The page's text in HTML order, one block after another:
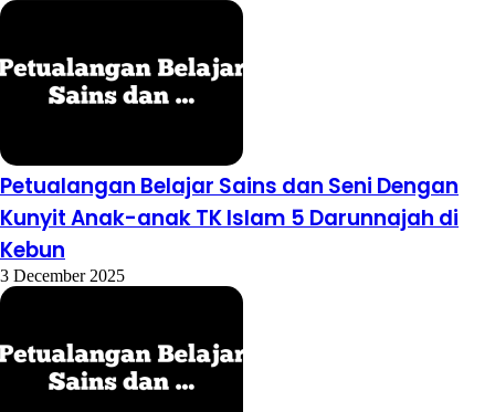
Petualangan Belajar Sains dan Seni Dengan
Kunyit Anak-anak TK Islam 5 Darunnajah di
Kebun
3 December 2025